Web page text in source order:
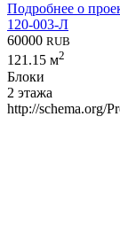
Подробнее о
120-003-Л
60000 RUB
121.15 м2
Блоки
2 этажа
http://schema.org/